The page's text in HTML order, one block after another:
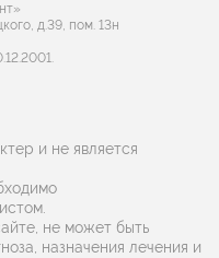
д.39, пом. 13н
и не является
не может быть
назначения лечения и